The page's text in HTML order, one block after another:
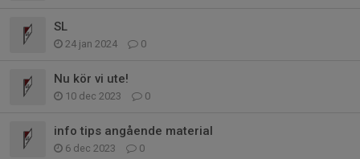
SL
24 jan 2024 0
Nu kör vi ute!
10 dec 2023 0
info tips angående material
6 dec 2023 0